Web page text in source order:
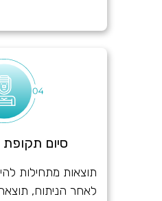
סיום
תוצאות מתחילות
לאחר הניתוח,